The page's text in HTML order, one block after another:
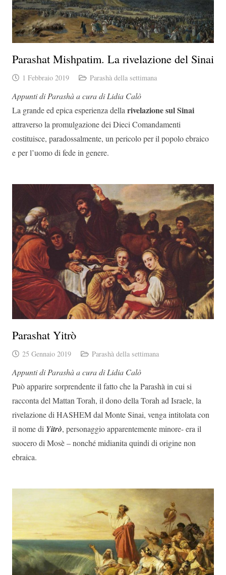
Parashat Mishpatim. La rivelazione del Sinai
1 Febbraio 2019 Parashà della settimana
Appunti di Parashà a cura di Lidia Calò
La grande ed epica esperienza dellarivelazione sul Sinai
attraverso la promulgazione dei Dieci Comandamenti
costituisce, paradossalmente, un pericolo per il popolo ebraico
e per l’uomo di fede in genere.
Parashat Yitrò
25 Gennaio 2019 Parashà della settimana
Appunti di Parashà a cura di Lidia Calò
Può apparire sorprendente il fatto che la Parashà in cui si
racconta del Mattan Torah, il dono della Torah ad Israele, la
rivelazione di HASHEM dal Monte Sinai, venga intitolata con
il nome di Yitrò, personaggio apparentemente minore- era il
suocero di Mosè – nonché midianita quindi di origine non
ebraica.